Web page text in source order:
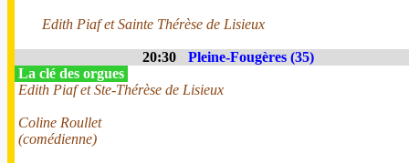
Edith Piaf et Sainte Thérèse de Lisieux
20:30
Pleine-Fougères (35)
La clé des orgues
Edith Piaf et Ste-Thérèse de Lisieux
Coline Roullet
(comédienne)